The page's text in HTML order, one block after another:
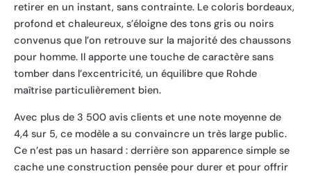
retirer en un instant, sans contrainte. Le coloris bordeaux,
profond et chaleureux, s’éloigne des tons gris ou noirs
convenus que l’on retrouve sur la majorité des chaussons
pour homme. Il apporte une touche de caractère sans
tomber dans l’excentricité, un équilibre que Rohde
maîtrise particulièrement bien.
Avec plus de 3 500 avis clients et une note moyenne de
4,4 sur 5, ce modèle a su convaincre un très large public.
Ce n’est pas un hasard : derrière son apparence simple se
cache une construction pensée pour durer et pour offrir